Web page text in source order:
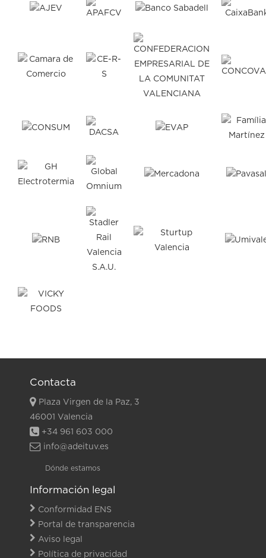
Contacta
Plaza Virgen de la Paz, 3
46001 Valencia
+34 961 603 000
info@adeituv.es
Dónde estamos
Información legal
Conformidad ENS
Portal de transparencia
Aviso legal
Política de privacidad